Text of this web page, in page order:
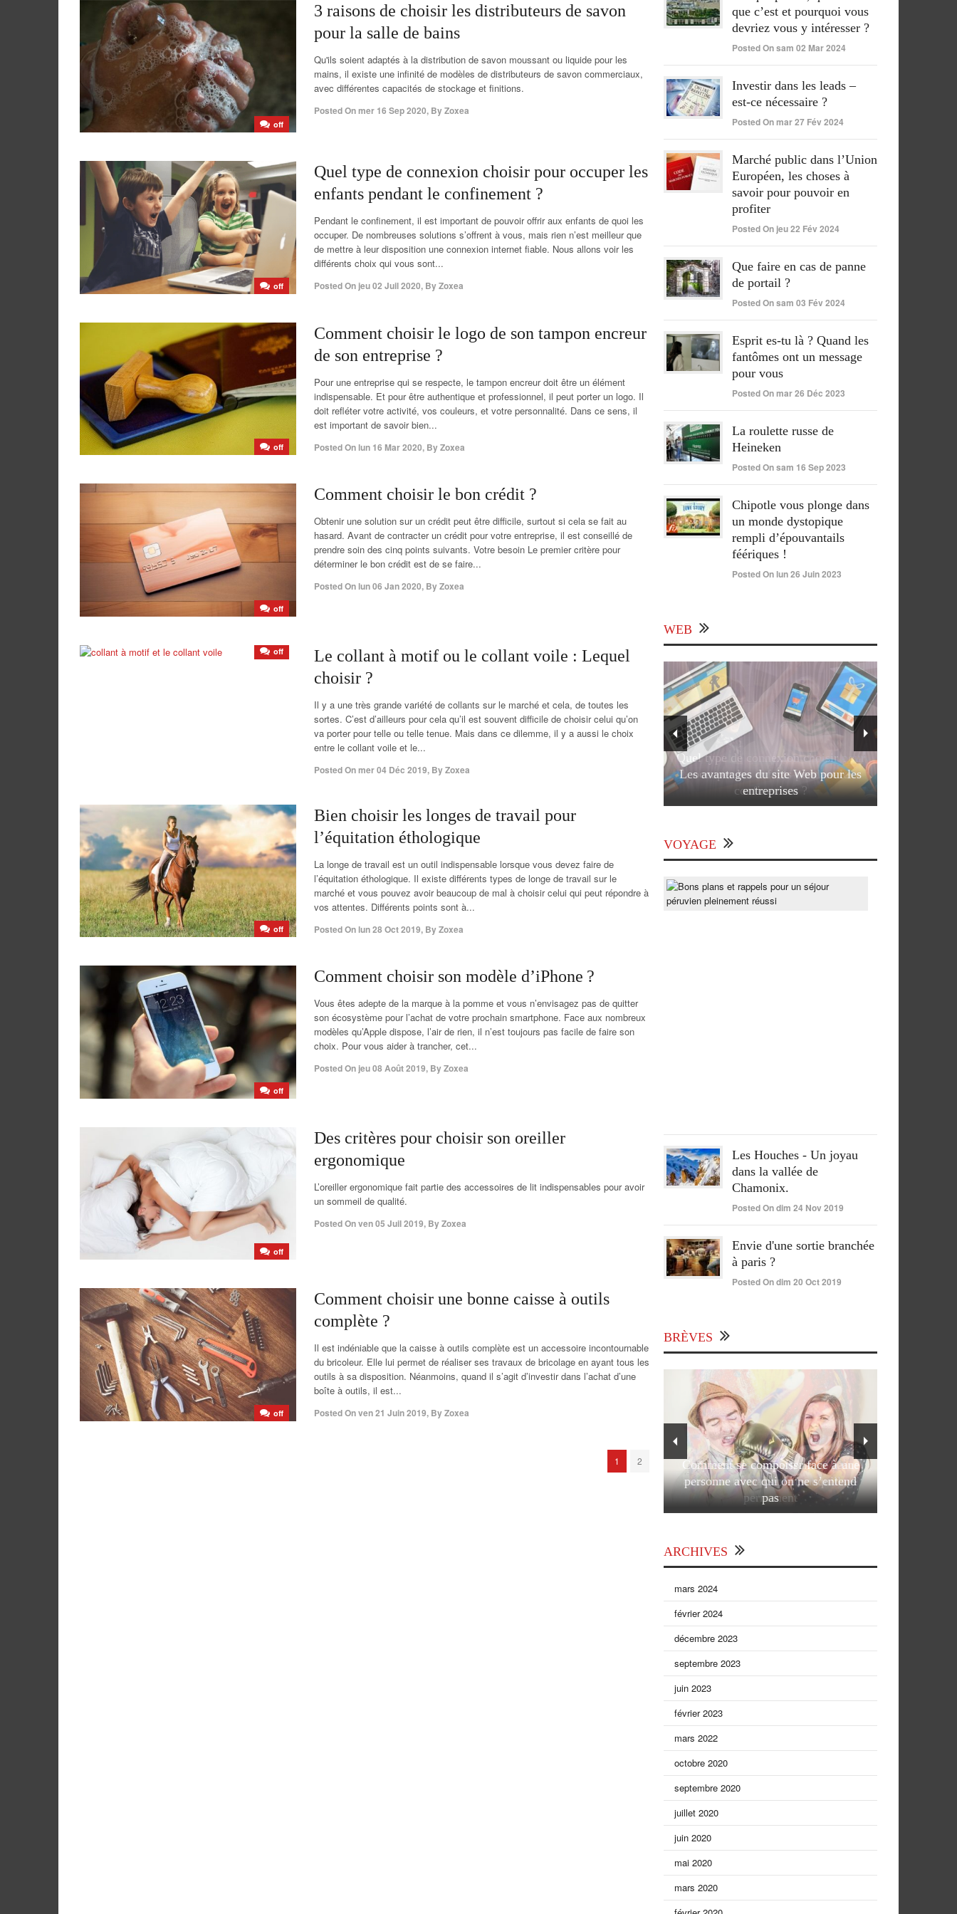
off
3 raisons de choisir les distributeurs de savon
pour la salle de bains
Qu'ils soient adaptés à la distribution de savon moussant ou liquide pour les
mains, il existe une infinité de modèles de distributeurs de savon commerciaux,
avec différentes capacités de stockage et finitions.
Posted Onmer 16 Sep 2020, ByZoxea
off
Quel type de connexion choisir pour occuper les
enfants pendant le confinement ?
Pendant le confinement, il est important de pouvoir offrir aux enfants de quoi les
occuper. De nombreuses solutions s’offrent à vous, mais rien n’est meilleur que
de mettre à leur disposition une connexion internet fiable. Nous allons voir les
différents choix qui vous sont...
Posted On jeu 02 Juil 2020, ByZoxea
off
Comment choisir le logo de son tampon encreur
de son entreprise ?
Pour une entreprise qui se respecte, le tampon encreur doit être un élément
indispensable. Et pour être authentique et professionnel, il peut porter un logo. Il
doit refléter votre activité, vos couleurs, et votre personnalité. Dans ce sens, il
est important de savoir bien...
Posted On lun 16 Mar 2020, ByZoxea
off
Comment choisir le bon crédit ?
Obtenir une solution sur un crédit peut être difficile, surtout si cela se fait au
hasard. Avant de contracter un crédit pour votre entreprise, il est conseillé de
prendre soin des cinq points suivants. Votre besoin Le premier critère pour
déterminer le bon crédit est de se faire...
Posted On lun 06 Jan 2020, ByZoxea
off
Le collant à motif ou le collant voile : Lequel
choisir ?
Il y a une très grande variété de collants sur le marché et cela, de toutes les
sortes. C’est d’ailleurs pour cela qu’il est souvent difficile de choisir celui qu’on
va porter pour telle ou telle tenue. Mais dans ce dilemme, il y a aussi le choix
entre le collant voile et le...
Posted Onmer 04 Déc 2019, ByZoxea
off
Bien choisir les longes de travail pour
l’équitation éthologique
La longe de travail est un outil indispensable lorsque vous devez faire de
l’équitation éthologique. Il existe différents types de longe de travail sur le
marché et vous pouvez avoir beaucoup de mal à choisir celui qui peut répondre à
vos attentes. Différents points sont à...
Posted On lun 28 Oct 2019, ByZoxea
off
Comment choisir son modèle d’iPhone ?
Vous êtes adepte de la marque à la pomme et vous n’envisagez pas de quitter
son écosystème pour l’achat de votre prochain smartphone. Face aux nombreux
modèles qu’Apple dispose, l’air de rien, il n’est toujours pas facile de faire son
choix. Pour vous aider à trancher, cet...
Posted On jeu 08 Août 2019, ByZoxea
off
Des critères pour choisir son oreiller
ergonomique
L’oreiller ergonomique fait partie des accessoires de lit indispensables pour avoir
un sommeil de qualité.
Posted Onven 05 Juil 2019, ByZoxea
off
Comment choisir une bonne caisse à outils
complète ?
Il est indéniable que la caisse à outils complète est un accessoire incontournable
du bricoleur. Elle lui permet de réaliser ses travaux de bricolage en ayant tous les
outils à sa disposition. Néanmoins, quand il s’agit d’investir dans l’achat d’une
boîte à outils, il est...
Posted Onven 21 Juin 2019, ByZoxea
1 2
que c’est et pourquoi vous
devriez vous y intéresser ?
Posted On sam 02 Mar 2024
Investir dans les leads –
est-ce nécessaire ?
Posted On mar 27 Fév 2024
Marché public dans l’Union
Européen, les choses à
savoir pour pouvoir en
profiter
Posted On jeu 22 Fév 2024
Que faire en cas de panne
de portail ?
Posted On sam 03 Fév 2024
Esprit es-tu là ? Quand les
fantômes ont un message
pour vous
Posted On mar 26 Déc 2023
La roulette russe de
Heineken
Posted On sam 16 Sep 2023
Chipotle vous plonge dans
un monde dystopique
rempli d’épouvantails
féériques !
Posted On lun 26 Juin 2023
WEB
Les avantages du site Web pour les
entreprises
VOYAGE
Les Houches - Un joyau
dans la vallée de
Chamonix.
Posted On dim 24 Nov 2019
Envie d'une sortie branchée
à paris ?
Posted On dim 20 Oct 2019
BRÈVES
Comment se comporter face à une
personne avec qui on ne s’entend
pas
ARCHIVES
mars 2024
février 2024
décembre 2023
septembre 2023
juin 2023
février 2023
mars 2022
octobre 2020
septembre 2020
juillet 2020
juin 2020
mai 2020
mars 2020